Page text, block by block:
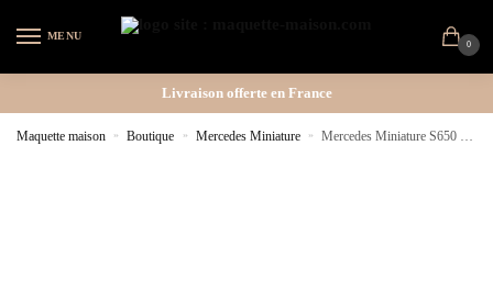
MENU
0
Livraison offerte en France
Maquette maison » Boutique » Mercedes Miniature » Mercedes Miniature S650 PullMan